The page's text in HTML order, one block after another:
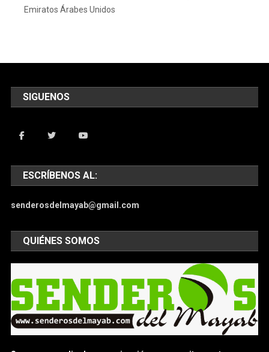
Emiratos Árabes Unidos
SIGUENOS
ESCRÍBENOS AL:
senderosdelmayab@gmail.com
QUIÉNES SOMOS